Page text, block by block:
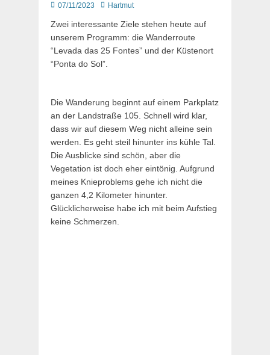
Posted
07/11/2023 AutorHartmut
Zwei interessante Ziele stehen heute auf
unserem Programm: die Wanderroute
“Levada das 25 Fontes” und der Küstenort
“Ponta do Sol”.
Die Wanderung beginnt auf einem Parkplatz
an der Landstraße 105. Schnell wird klar,
dass wir auf diesem Weg nicht alleine sein
werden. Es geht steil hinunter ins kühle Tal.
Die Ausblicke sind schön, aber die
Vegetation ist doch eher eintönig. Aufgrund
meines Knieproblems gehe ich nicht die
ganzen 4,2 Kilometer hinunter.
Glücklicherweise habe ich mit beim Aufstieg
keine Schmerzen.